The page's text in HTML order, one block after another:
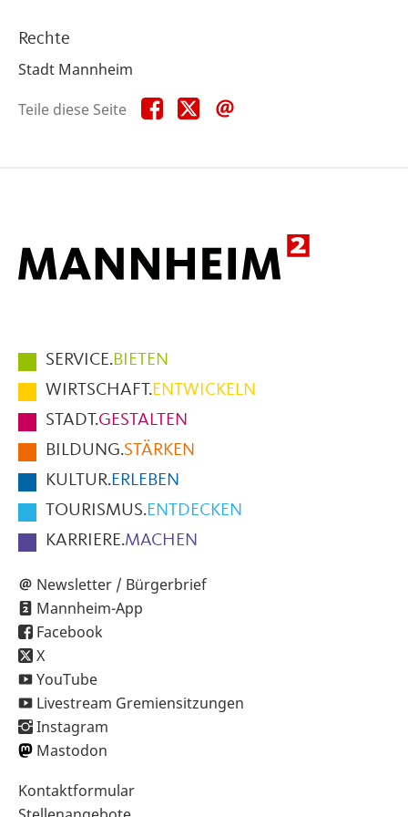
Rechte
Stadt Mannheim
Teile diese Seite
Teile
diese
Teile
diese
Hauptmenüpunkte
im
Fußbereich
der
Seite
SERVICE.BIETEN
WIRTSCHAFT.ENTWICKELN
STADT.GESTALTEN
BILDUNG.STÄRKEN
KULTUR.ERLEBEN
TOURISMUS.ENTDECKEN
KARRIERE.MACHEN
Newsletter / Bürgerbrief
Mannheim-App
Facebook
X
YouTube
Livestream Gremiensitzungen
Instagram
Mastodon
Sekundärnavigation
Kontaktformular